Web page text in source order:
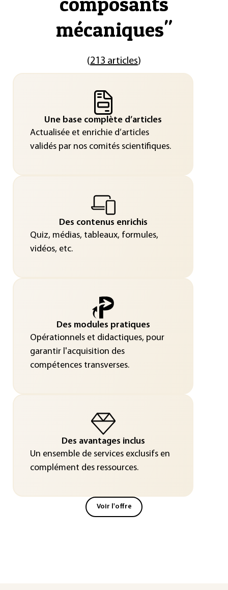
mécaniques"
(213 articles)
Une base complète d’articles
Actualisée et enrichie d’articles
validés par nos comités scientifiques.
Des contenus enrichis
Quiz, médias, tableaux, formules,
vidéos, etc.
Des modules pratiques
Opérationnels et didactiques, pour
garantir l'acquisition des
compétences transverses.
Des avantages inclus
Un ensemble de services exclusifs en
complément des ressources.
Voir l'offre